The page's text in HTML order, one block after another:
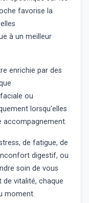
favorise la
à un meilleur
enrichie par des
ou
lorsqu'elles
accompagnement.
de fatigue, de
digestif, ou
soin de vous
de vitalité, chaque
moment.